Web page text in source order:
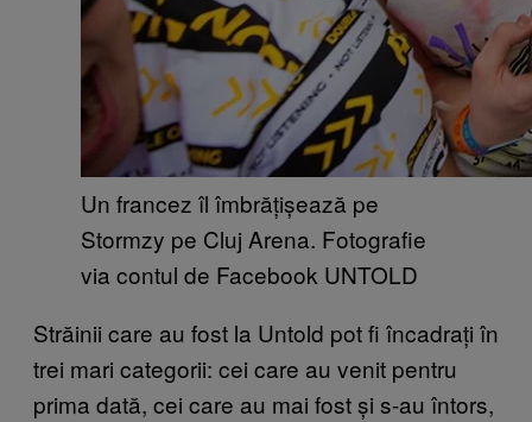
Un francez îl îmbrățișează pe
Stormzy pe Cluj Arena. Fotografie
via contul de Facebook UNTOLD
Străinii care au fost la Untold pot fi încadrați în
trei mari categorii: cei care au venit pentru
prima dată, cei care au mai fost și s-au întors,